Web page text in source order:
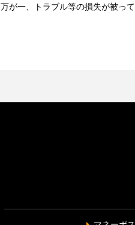
万が一、トラブル等の損失が被っ